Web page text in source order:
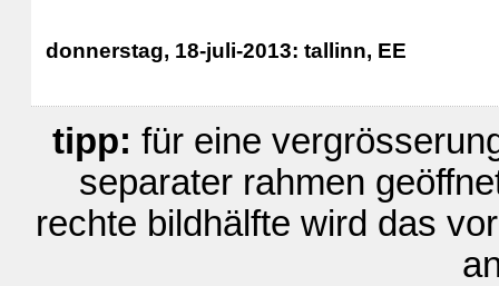
donnerstag, 18-juli-2013: tallinn, EE
tipp: für eine
separater rahmen
rechte bildhälfte wird das